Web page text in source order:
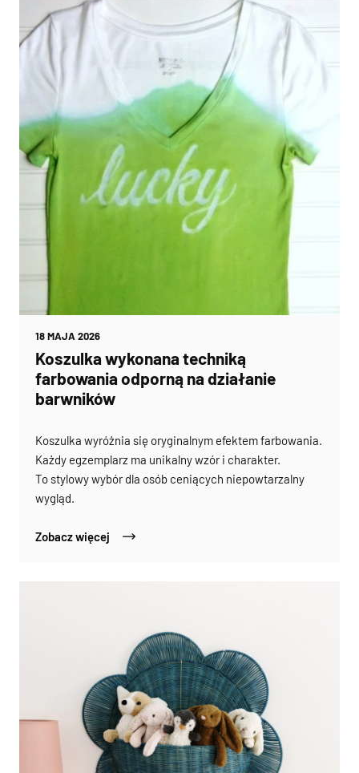
18 MAJA 2026
Koszulka wykonana techniką
farbowania odporną na działanie
barwników
Koszulka wyróżnia się oryginalnym efektem farbowania.
Każdy egzemplarz ma unikalny wzór i charakter.
To stylowy wybór dla osób ceniących niepowtarzalny
wygląd.
Zobacz więcej